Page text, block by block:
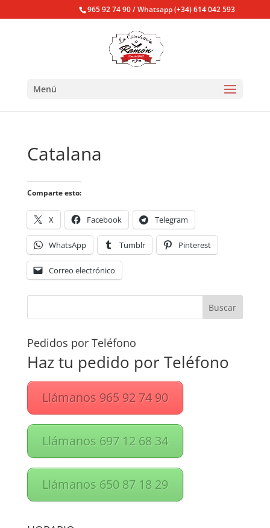
965 92 74 90 / Whatsapp (+34) 614 042 593
Menú
Catalana
Comparte esto:
X Facebook Telegram
WhatsApp Tumblr Pinterest
Correo electrónico
Pedidos por Teléfono
Haz tu pedido por Teléfono
Llámanos 965 92 74 90
Llámanos 697 12 68 34
Llámanos 650 87 18 29